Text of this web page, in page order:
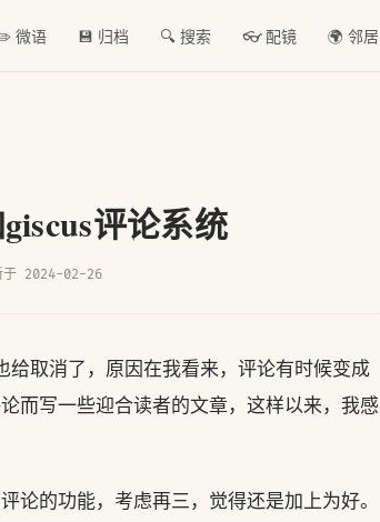
微语 💾 归档 🔍 搜索 👓 配镜 🌍 邻居
评论系统
于 2024-02-26
给取消了，原因在我看来，评论有时候变成
而写一些迎合读者的文章，这样以来，我感
的功能，考虑再三，觉得还是加上为好。